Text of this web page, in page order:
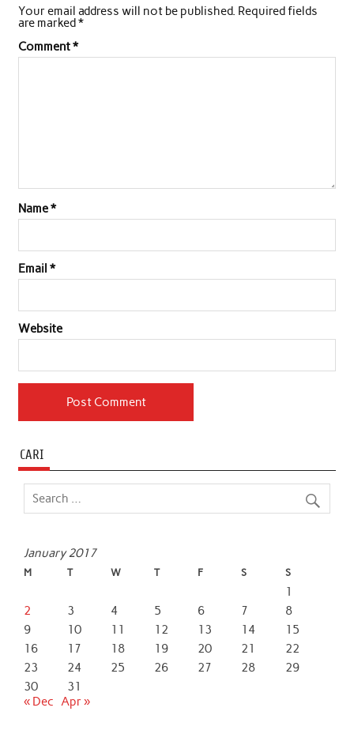
b
o
t
e
r
s
p
e
I
l
e
Your email address will not be published. Required fields
are marked*
Comment*
Name*
Email *
Website
CARI
January 2017
M T W T F S S
1
2
3 4 5 6 7
8
9
10 11 12 13 14
15
16
17 18 19 20 21
22
23
24 25 26 27 28
29
30
31
« Dec Apr »